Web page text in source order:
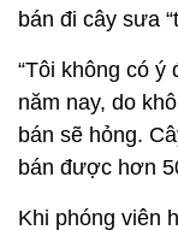
bán đi cây sưa
“Tôi không có ý
năm nay, do
bán sẽ hỏng.
bán được hơn
Khi phóng viên